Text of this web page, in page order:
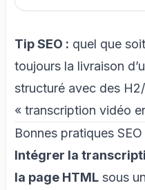
Tip SEO : quel que
toujours la livraison
structuré avec des
« transcription vidéo
Bonnes pratiques
Intégrer la
la page HTML sous